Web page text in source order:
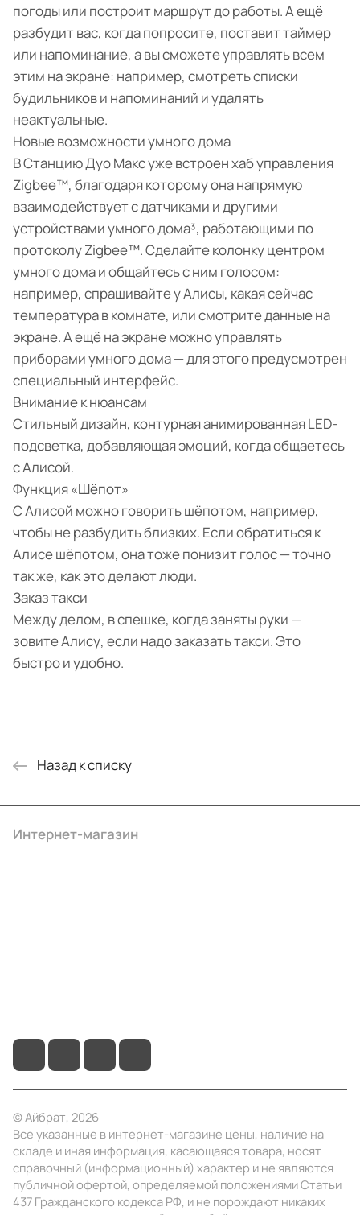
погоды или построит маршрут до работы. А ещё
разбудит вас, когда попросите, поставит таймер
или напоминание, а вы сможете управлять всем
этим на экране: например, смотреть списки
будильников и напоминаний и удалять
неактуальные.
Новые возможности умного дома
В Станцию Дуо Макс уже встроен хаб управления
Zigbee™, благодаря которому она напрямую
взаимодействует с датчиками и другими
устройствами умного дома³, работающими по
протоколу Zigbee™. Сделайте колонку центром
умного дома и общайтесь с ним голосом:
например, спрашивайте у Алисы, какая сейчас
температура в комнате, или смотрите данные на
экране. А ещё на экране можно управлять
приборами умного дома — для этого предусмотрен
специальный интерфейс.
Внимание к нюансам
Стильный дизайн, контурная анимированная LED-
подсветка, добавляющая эмоций, когда общаетесь
с Алисой.
Функция «Шёпот»
С Алисой можно говорить шёпотом, например,
чтобы не разбудить близких. Если обратиться к
Алисе шёпотом, она тоже понизит голос — точно
так же, как это делают люди.
Заказ такси
Между делом, в спешке, когда заняты руки —
зовите Алису, если надо заказать такси. Это
быстро и удобно.
Назад к списку
Интернет-магазин
© Айбрат, 2026
Все указанные в интернет-магазине цены, наличие на
складе и иная информация, касающаяся товара, носят
справочный (информационный) характер и не являются
публичной офертой, определяемой положениями Статьи
437 Гражданского кодекса РФ, и не порождают никаких